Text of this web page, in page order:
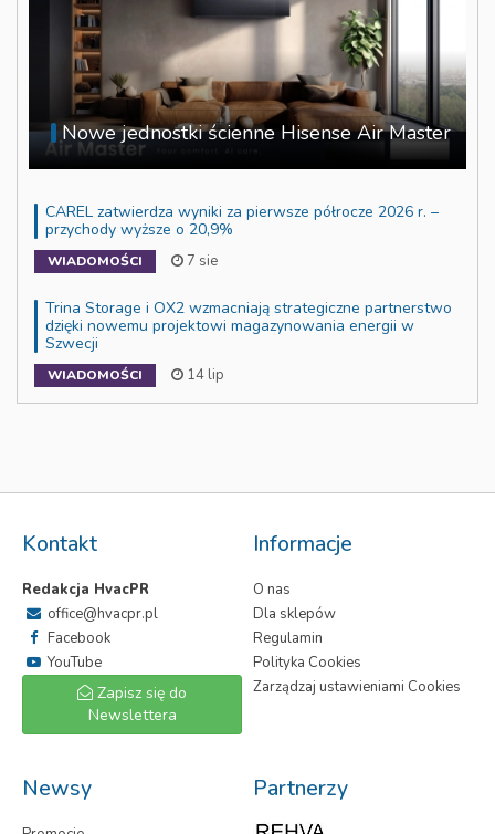
Nowe jednostki ścienne Hisense Air Master
CAREL zatwierdza wyniki za pierwsze półrocze 2026 r. –
przychody wyższe o 20,9%
WIADOMOŚCI 7 sie
Trina Storage i OX2 wzmacniają strategiczne partnerstwo
dzięki nowemu projektowi magazynowania energii w
Szwecji
WIADOMOŚCI 14 lip
Kontakt
Redakcja HvacPR
office@hvacpr.pl
Facebook
YouTube
Zapisz się do
Newslettera
Informacje
O nas
Dla sklepów
Regulamin
Polityka Cookies
Zarządzaj ustawieniami Cookies
Newsy Partnerzy